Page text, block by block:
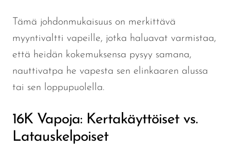
Tämä johdonmukaisuus on merkittävä
myyntivaltti vapeille, jotka haluavat varmistaa,
että heidän kokemuksensa pysyy samana,
nauttivatpa he vapesta sen elinkaaren alussa
tai sen loppupuolella.
16K Vapoja: Kertakäyttöiset vs.
Latauskelpoiset